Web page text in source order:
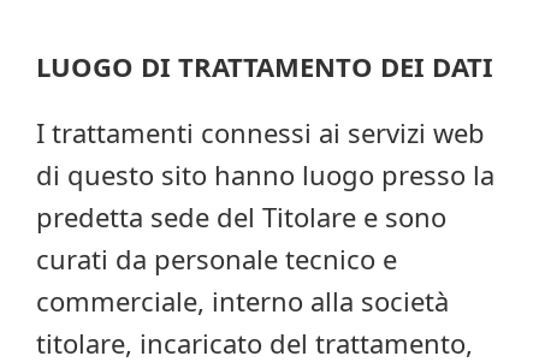
LUOGO DI TRATTAMENTO DEI DATI
I trattamenti connessi ai servizi web
di questo sito hanno luogo presso la
predetta sede del Titolare e sono
curati da personale tecnico e
commerciale, interno alla società
titolare, incaricato del trattamento,